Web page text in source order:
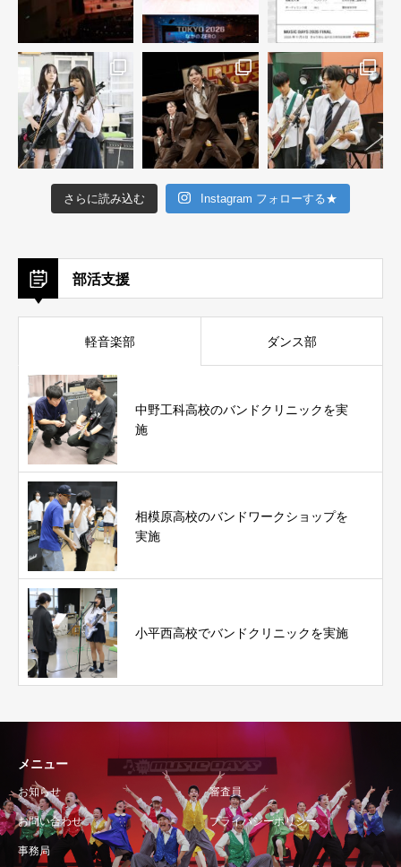
さらに読み込む Instagram フォローする★
部活支援
軽音楽部 ダンス部
中野工科高校のバンドクリニックを実
施
相模原高校のバンドワークショップを
実施
小平西高校でバンドクリニックを実施
メニュー
お知らせ 審査員
お問い合わせ プライバシーポリシー
事務局